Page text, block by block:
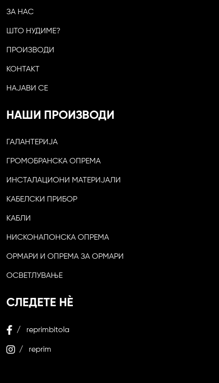
ЗА НАС
ШТО НУДИМЕ?
ПРОИЗВОДИ
КОНТАКТ
НАЈАВИ СЕ
НАШИ ПРОИЗВОДИ
ГАЛАНТЕРИЈА
ГРОМОБРАНСКА ОПРЕМА
ИНСТАЛАЦИОНИ МАТЕРИЈАЛИ
КАБЕЛСКИ ПРИБОР
КАБЛИ
НИСКОНАПОНСКА ОПРЕМА
ОРМАРИ И ОПРЕМА ЗА ОРМАРИ
ОСВЕТЛУВАЊЕ
СЛЕДЕТЕ НЀ
/ reprimbitola
/ reprim